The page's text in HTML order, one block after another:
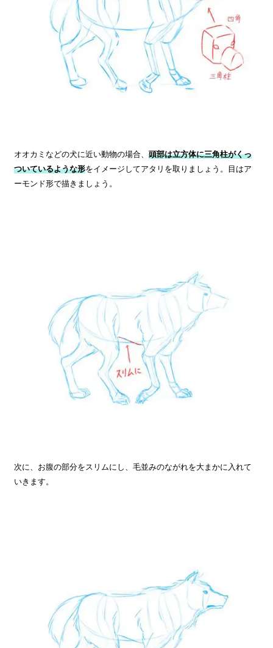
オオカミなどの犬に近い動物の場合、 頭部は立方体に三角柱がくっ
ついているような形をイメージしてアタリを取りましょう。目はア
ーモンド形で描きましょう。
次に、お腹の部分をスリムにし、毛並みのながれを大まかに入れて
いきます。